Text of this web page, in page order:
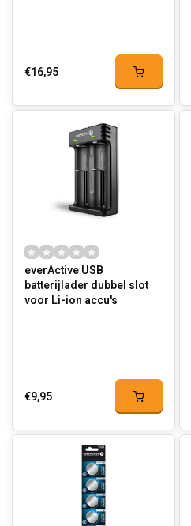
€16,95
everActive USB
batterijlader dubbel slot
voor Li-ion accu's
€9,95